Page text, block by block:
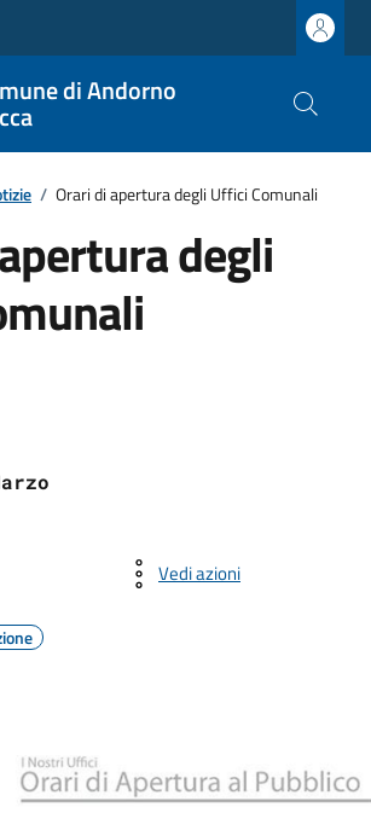
di Andorno
/ Orari di apertura degli Uffici Comunali
degli
Vedi azioni